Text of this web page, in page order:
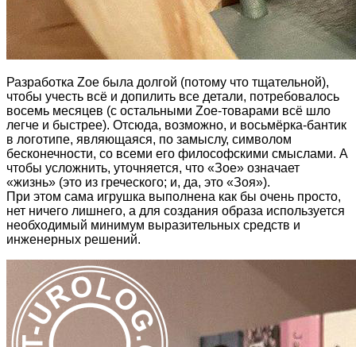
Разработка Zoe была долгой (потому что тщательной),
чтобы учесть всё и допилить все детали, потребовалось
восемь месяцев (с остальными Zoe-товарами всё шло
легче и быстрее). Отсюда, возможно, и восьмёрка-бантик
в логотипе, являющаяся, по замыслу, символом
бесконечности, со всеми его философскими смыслами. А
чтобы усложнить, уточняется, что «Зое» означает
«жизнь» (это из греческого; и, да, это «Зоя»).
При этом сама игрушка выполнена как бы очень просто,
нет ничего лишнего, а для создания образа используется
необходимый минимум выразительных средств и
инженерных решений.